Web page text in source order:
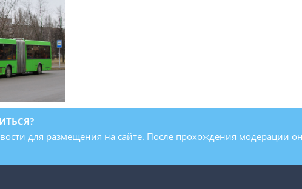
для размещения на сайте. После прохождения модерации